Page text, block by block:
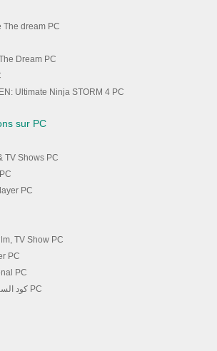
The dream PC
Dream PC
Ultimate Ninja STORM 4 PC
sur PC
TV Shows PC
PC
TV Show PC
PC
PC
Code Siya9a 25 كود السياقة PC